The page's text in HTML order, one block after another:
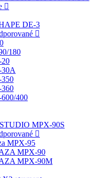
DE-3
180
400
MPX-90S
MPX-95
MPX-90
MPX-90M